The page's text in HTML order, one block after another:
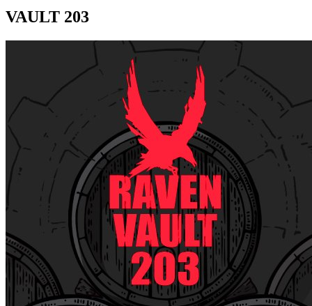
VAULT 203